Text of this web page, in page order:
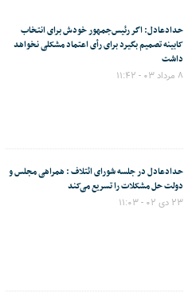
حدادعادل: اگر رئیس‌جمهور خودش برای انتخاب
کابینه تصمیم بگیرد برای رأی اعتماد مشکلی نخواهد
داشت
۸ مرداد ۰۳ - ۱۱:۴۲
حدادعادل در جلسه شورای ائتلاف : همراهی مجلس و
دولت حل مشکلات را تسریع می‌کند
۲۳ دی ۰۲ - ۱۱:۰۳